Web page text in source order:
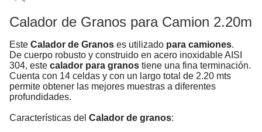
Calador de Granos para Camion 2.20m
Este Calador de Granos es utilizado para camiones.
De cuerpo robusto y construido en acero inoxidable AISI
304, este calador para granos tiene una fina terminación.
Cuenta con 14 celdas y con un largo total de 2.20 mts
permite obtener las mejores muestras a diferentes
profundidades.
Características del Calador de granos: